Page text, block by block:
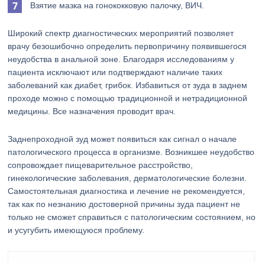
Взятие мазка на гонококковую палочку, ВИЧ.
Широкий спектр диагностических мероприятий позволяет
врачу безошибочно определить первопричину появившегося
неудобства в анальной зоне. Благодаря исследованиям у
пациента исключают или подтверждают наличие таких
заболеваний как диабет, грибок. Избавиться от зуда в заднем
проходе можно с помощью традиционной и нетрадиционной
медицины. Все назначения проводит врач.
Заднепроходной зуд может появиться как сигнал о начале
патологического процесса в организме. Возникшее неудобство
сопровождает пищеварительное расстройство,
гинекологические заболевания, дерматологические болезни.
Самостоятельная диагностика и лечение не рекомендуется,
так как по незнанию достоверной причины зуда пациент не
только не сможет справиться с патологическим состоянием, но
и усугубить имеющуюся проблему.